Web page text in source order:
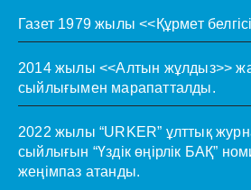
Газет 1979 жылы <<Құрмет
2014 жылы <<Алтын жұлдыз>>
сыйлығымен марапатталды.
2022 жылы “URKER” ұлттық
сыйлығын “Үздік өңірлік БАҚ”
жеңімпаз атанды.